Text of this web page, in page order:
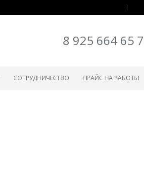
8 925 664 65
СОТРУДНИЧЕСТВО ПРАЙС НА РАБОТЫ